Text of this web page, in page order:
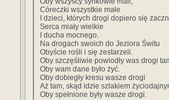
Córeczki wszystkie małe
I dzieci, których drogi dopiero się
Serca miały wielkie
I ducha mocnego.
Na drogach swoich do Jeziora Świtu
Obyście rośli i się zestarzeli.
Oby szczęśliwie powiodły was drogi
Oby wam dane było żyć.
Oby dobiegły kresu wasze drogi
Aż tam, skąd idzie szlakiem
Oby spełnione były wasze drogi.